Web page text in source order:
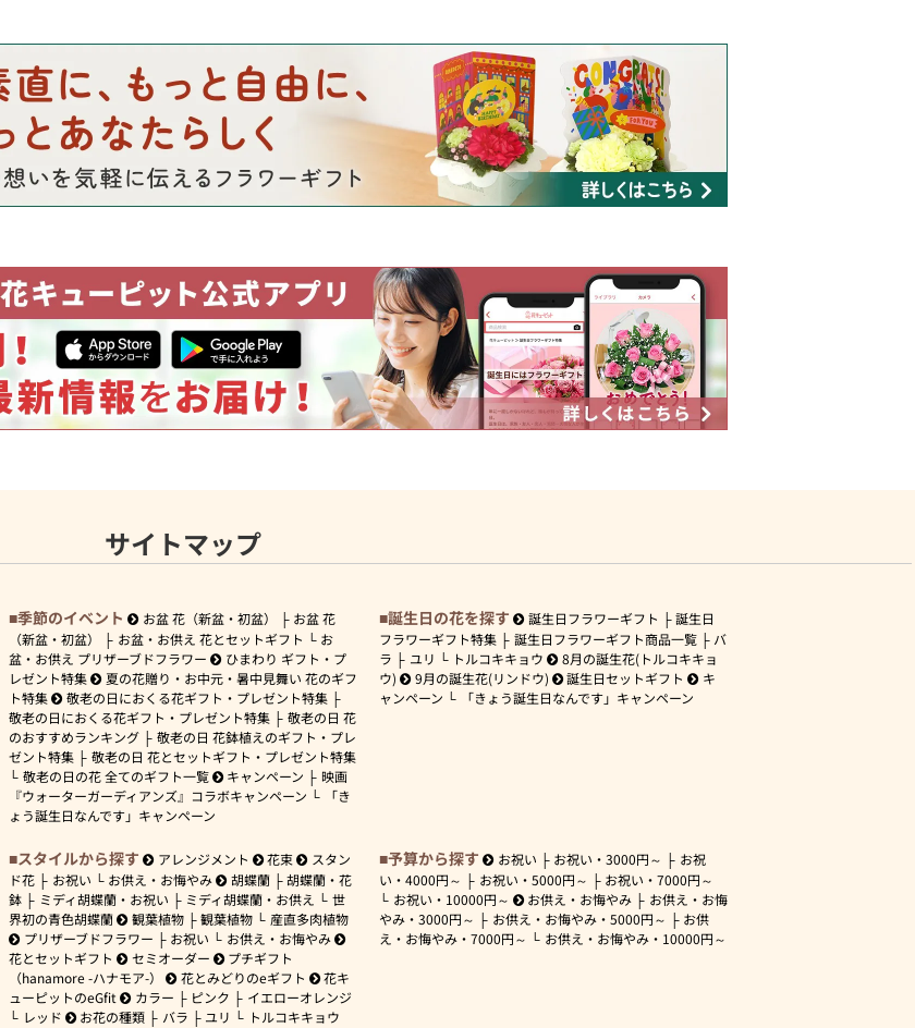
サイトマップ
季節のイベント お盆 花（新盆・初盆）
お盆 花
（新盆・初盆）
お盆・お供え 花とセットギフト
お
盆・お供え プリザーブドフラワー
ひまわり ギフト・プ
レゼント特集
夏の花贈り・お中元・暑中見舞い 花のギフ
ト特集
敬老の日におくる花ギフト・プレゼント特集
敬老の日におくる花ギフト・プレゼント特集
敬老の日 花
のおすすめランキング
敬老の日 花鉢植えのギフト・プレ
ゼント特集
敬老の日 花とセットギフト・プレゼント特集
敬老の日の花 全てのギフト一覧
キャンペーン
映画
『ウォーターガーディアンズ』コラボキャンペーン
「き
ょう誕生日なんです」キャンペーン
誕生日の花を探す 誕生日フラワーギフト
誕生日
フラワーギフト特集
誕生日フラワーギフト商品一覧
バ
ラ
ユリ トルコキキョウ
8月の誕生花(トルコキキョ
ウ)
9月の誕生花(リンドウ) 誕生日セットギフト
キ
ャンペーン
「きょう誕生日なんです」キャンペーン
スタイルから探す アレンジメント 花束
スタン
ド花
お祝い お供え・お悔やみ 胡蝶蘭
胡蝶蘭・花
鉢
ミディ胡蝶蘭・お祝い ミディ胡蝶蘭・お供え
世
界初の青色胡蝶蘭
観葉植物 観葉植物
産直多肉植物
プリザーブドフラワー
お祝い
お供え・お悔やみ
花とセットギフト
セミオーダー
プチギフト
（hanamore -ハナモア-）
花とみどりのeギフト
花キ
ューピットのeGfit
カラー ピンク
イエローオレンジ
レッド
お花の種類 バラ ユリ トルコキキョウ
予算から探す お祝い お祝い・3000円～
お祝
い・ 4000円～ お祝い・ 5000円～ お祝い・7000円～
お祝い・ 10000円～ お供え・お悔やみ
お供え・お悔
やみ・ 3000円～ お供え・お悔やみ・ 5000円～
お供
え・お悔やみ・ 7000円～ お供え・お悔やみ・ 10000円～